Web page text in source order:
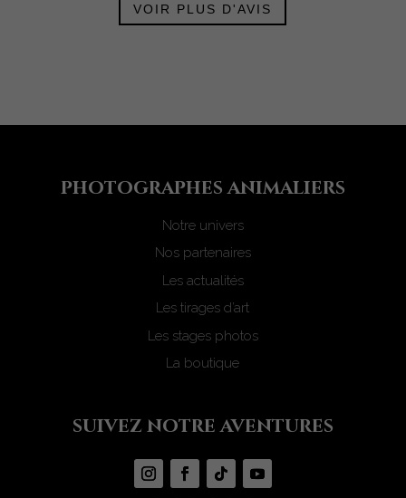
VOIR PLUS D'AVIS
photographes animaliers
Notre univers
Nos partenaires
Les actualités
Les tirages d’art
Les stages photos
La boutique
suivez notre aventures